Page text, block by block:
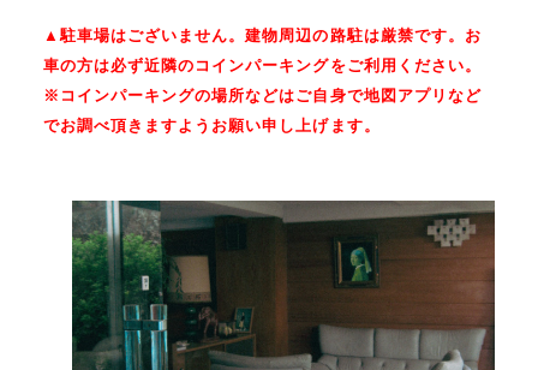
▲駐車場はございません。建物周辺の路駐は厳禁です。お
車の方は必ず近隣のコインパーキングをご利用ください。
※コインパーキングの場所などはご自身で地図アプリなど
でお調べ頂きますようお願い申し上げます。